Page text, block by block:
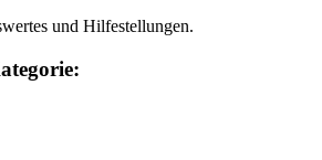
und Hilfestellungen.